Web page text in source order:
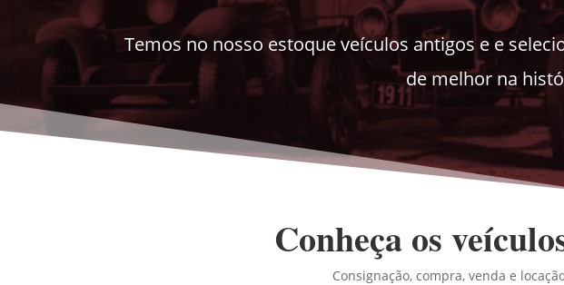
Temos no nosso estoque veículos antigos e e
de melhor na
Conheça os
Consignação, compra, venda e